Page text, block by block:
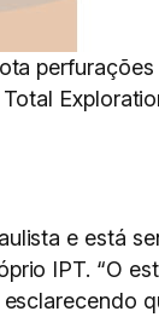
perfurações
e está
IPT. “O